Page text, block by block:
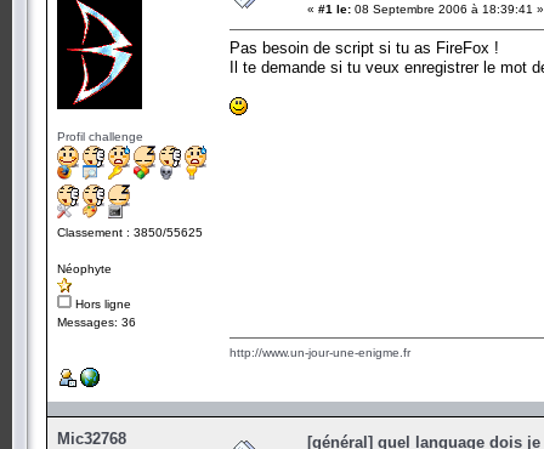
Profil challenge
Classement : 3850/55625
Néophyte
Hors ligne
Messages: 36
« #1 le: 08 Septembre 2006 à 18:39:41 »
Pas besoin de script si tu as FireFox !
Il te demande si tu veux enregistrer le mot
http://www.un-jour-une-enigme.fr
Mic32768 [général] quel language dois